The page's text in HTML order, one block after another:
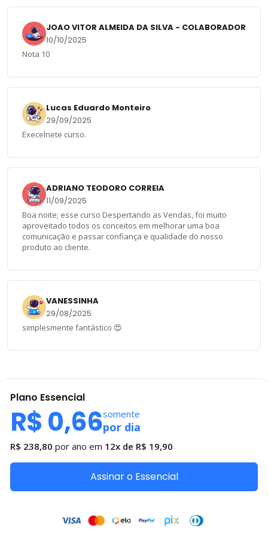
JOAO VITOR ALMEIDA DA SILVA - COLABORADOR
10/10/2025
Nota 10
Lucas Eduardo Monteiro
29/09/2025
Execelnete curso.
ADRIANO TEODORO CORREIA
11/09/2025
Boa noite; esse curso Despertando as Vendas, foi muito
aproveitado todos os conceitos em melhorar uma boa
comunicação e passar confiança e qualidade do nosso
produto ao cliente.
VANESSINHA
29/08/2025
simplesmente fantástico 😍
Plano Essencial
R$ 0,66somente
por dia
R$ 238,80 por ano em 12x de R$ 19,90
Assinar o Essencial